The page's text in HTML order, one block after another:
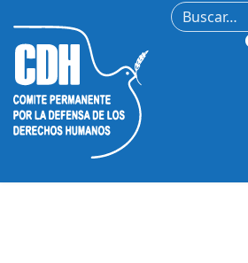
Buscar